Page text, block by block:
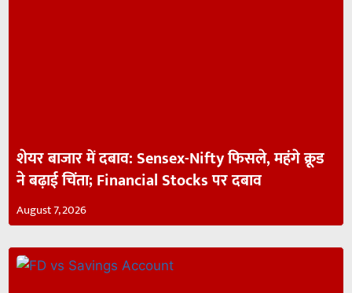
शेयर बाजार में दबाव: Sensex-Nifty फिसले, महंगे क्रूड
ने बढ़ाई चिंता; Financial Stocks पर दबाव
August 7, 2026